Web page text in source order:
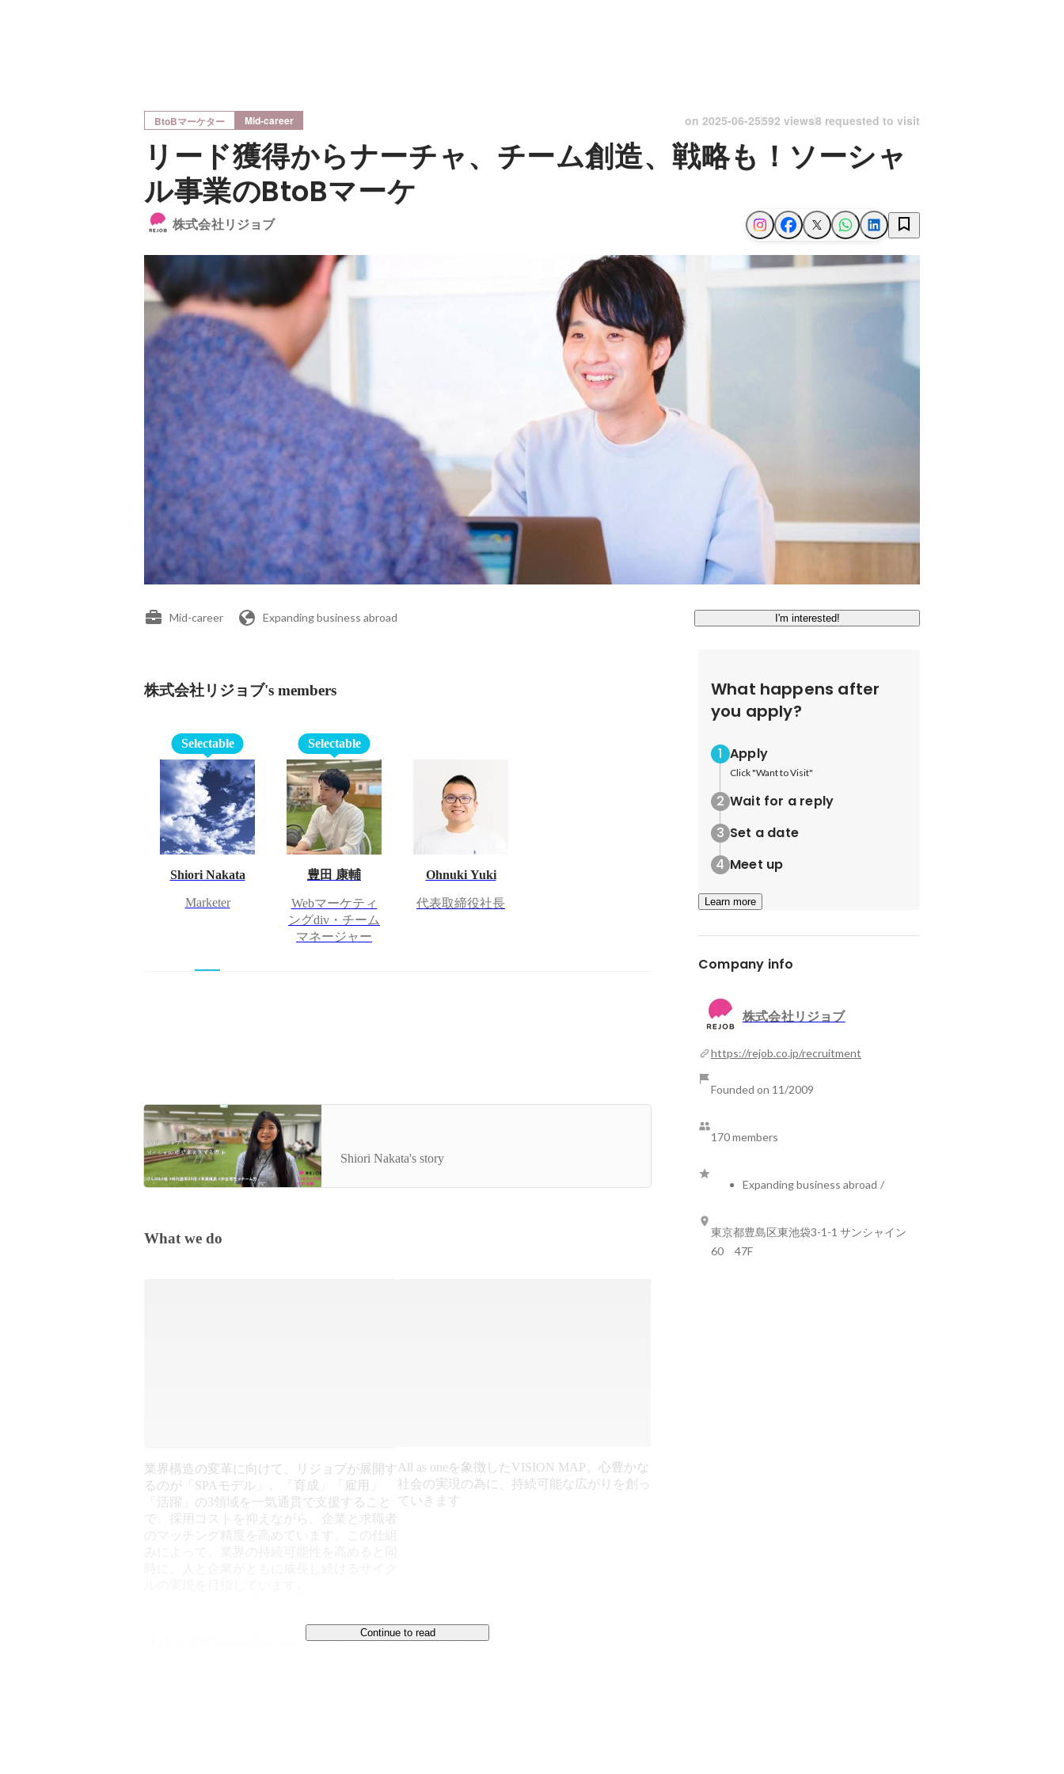
BtoBマーケター Mid-career on 2025-06-25592 views8 requested to visit
リード獲得からナーチャ、チーム創造、戦略も！ソーシャ
ル事業のBtoBマーケ
株式会社リジョブ
Mid-career Expanding business abroad I'm interested!
株式会社リジョブ's members
Selectable
Shiori Nakata
Marketer
Selectable
豊田 康輔
Webマーケティ
ングdiv・チーム
マネージャー
Ohnuki Yuki
代表取締役社長
バーが、事業推進の先に目指すのは、〇〇だった。
Shiori Nakata's story
What we do
業界構造の変革に向けて、リジョブが展開す
るのが「SPAモデル」。「育成」「雇用」
「活躍」の3領域を一気通貫で支援すること
で、採用コストを抑えながら、企業と求職者
のマッチング精度を高めています。この仕組
All as oneを象徴したVISION MAP。心豊かな
社会の実現の為に、持続可能な広がりを創っ
ていきます
【1】少子高齢化の壁を越えろ。SPAモデルで未来を拓く
Continue to read
What happens after
you apply?
Apply
Click "Want to Visit"
Wait for a reply
Set a date
Meet up
Learn more
Company info
株式会社リジョブ
https://rejob.co.jp/recruitment
Founded on 11/2009
170 members
Expanding business abroad /
東京都豊島区東池袋3-1-1 サンシャイン
60 47F